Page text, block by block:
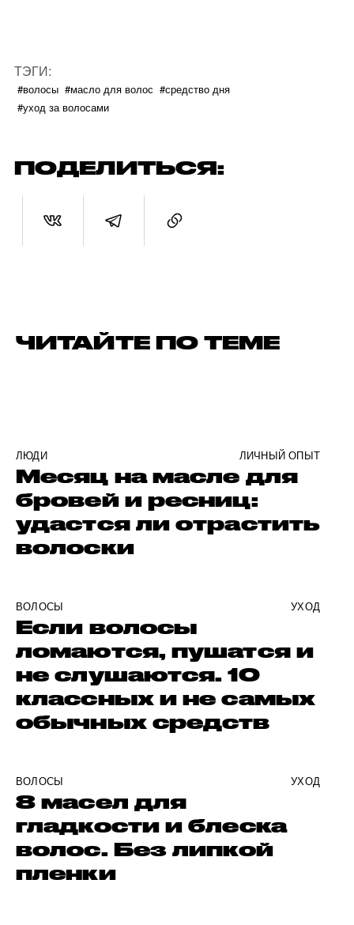
ТЭГИ:
#волосы #масло для волос #средство дня
#уход за волосами
ПОДЕЛИТЬСЯ:
ЧИТАЙТЕ ПО ТЕМЕ
ЛЮДИ ЛИЧНЫЙ ОПЫТ
Месяц на масле для
бровей и ресниц:
удастся ли отрастить
волоски
ВОЛОСЫ УХОД
Если волосы
ломаются, пушатся и
не слушаются. 10
классных и не самых
обычных средств
ВОЛОСЫ УХОД
8 масел для
гладкости и блеска
волос. Без липкой
пленки